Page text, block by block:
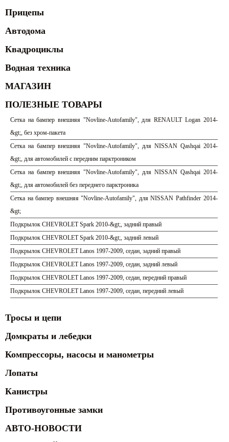
Прицепы
Автодома
Квадроциклы
Водная техника
МАГАЗИН
ПОЛЕЗНЫЕ ТОВАРЫ
Сетка на бампер внешняя "Novline-Autofamily", для RENAULT Logan 2014-
&gt;, без хром-пакета
Сетка на бампер внешняя "Novline-Autofamily", для NISSAN Qashqai 2014-
&gt;, для автомобилей с передним парктроником
Сетка на бампер внешняя "Novline-Autofamily", для NISSAN Qashqai 2014-
&gt;, для автомобилей без переднего парктроника
Сетка на бампер внешняя "Novline-Autofamily", для NISSAN Pathfinder 2014-
&gt;
Подкрылок CHEVROLET Spark 2010-&gt;, задний правый
Подкрылок CHEVROLET Spark 2010-&gt;, задний левый
Подкрылок CHEVROLET Lanos 1997-2009, седан, задний правый
Подкрылок CHEVROLET Lanos 1997-2009, седан, задний левый
Подкрылок CHEVROLET Lanos 1997-2009, седан, передний правый
Подкрылок CHEVROLET Lanos 1997-2009, седан, передний левый
Тросы и цепи
Домкраты и лебедки
Компрессоры, насосы и манометры
Лопаты
Канистры
Противоугонные замки
АВТО-НОВОСТИ